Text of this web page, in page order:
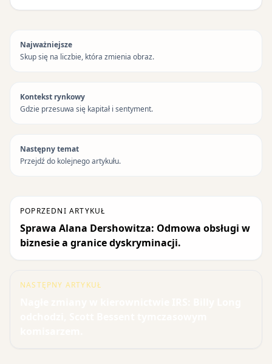
Najważniejsze
Skup się na liczbie, która zmienia obraz.
Kontekst rynkowy
Gdzie przesuwa się kapitał i sentyment.
Następny temat
Przejdź do kolejnego artykułu.
POPRZEDNI ARTYKUŁ
Sprawa Alana Dershowitza: Odmowa obsługi w
biznesie a granice dyskryminacji.
NASTĘPNY ARTYKUŁ